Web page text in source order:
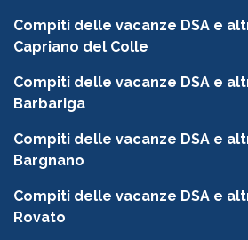
Compiti delle vacanze DSA e
Capriano del Colle
Compiti delle vacanze DSA e
Barbariga
Compiti delle vacanze DSA e
Bargnano
Compiti delle vacanze DSA e
Rovato